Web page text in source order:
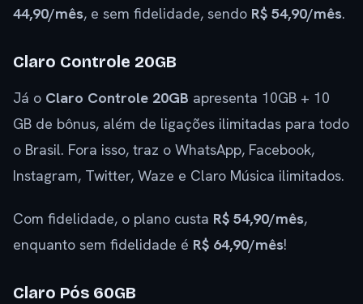
44,90/mês, e sem fidelidade, sendo R$ 54,90/mês.
Claro Controle 20GB
Já o Claro Controle 20GB apresenta 10GB + 10
GB de bônus, além de ligações ilimitadas para todo
o Brasil. Fora isso, traz o WhatsApp, Facebook,
Instagram, Twitter, Waze e Claro Música ilimitados.
Com fidelidade, o plano custa R$ 54,90/mês,
enquanto sem fidelidade é R$ 64,90/mês!
Claro Pós 60GB